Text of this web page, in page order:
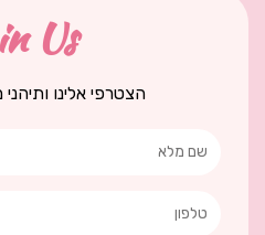
Us
הצטרפי אלינו